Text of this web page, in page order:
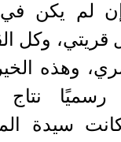
لم يكن في
قريتي، وكل
وهذه
رسميًا
سيدة